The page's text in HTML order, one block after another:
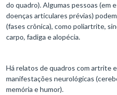
do quadro). Algumas pessoas (em
doenças articulares prévias)
(fases crônica), como poliartrite,
carpo, fadiga e alopécia.
Há relatos de quadros com artrite
manifestações neurológicas
memória e humor).